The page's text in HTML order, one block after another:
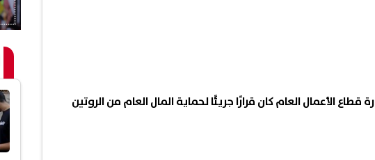
الأعمال العام كان قرارًا جريئًا لحماية المال العام من الروتين